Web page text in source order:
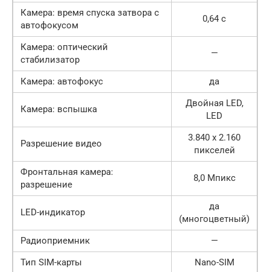
Камера: время спуска затвора с
автофокусом
0,64 с
Камера: оптический
стабилизатор
—
Камера: автофокус да
Камера: вспышка
Двойная LED,
LED
Разрешение видео
3.840 x 2.160
пикселей
Фронтальная камера:
разрешение
8,0 Мпикс
LED-индикатор
да
(многоцветный)
Радиоприемник
—
Тип SIM-карты
Nano-SIM